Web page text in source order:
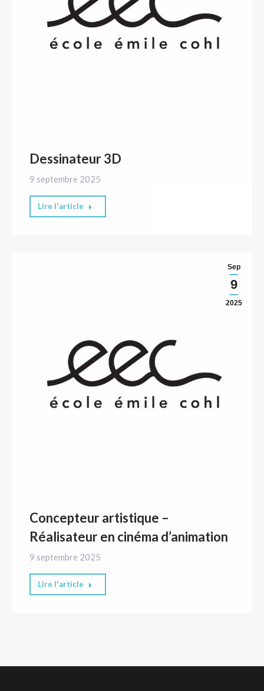
Dessinateur 3D
9 septembre 2025
Lire l'article
Sep
9
2025
Concepteur artistique –
Réalisateur en cinéma d’animation
9 septembre 2025
Lire l'article